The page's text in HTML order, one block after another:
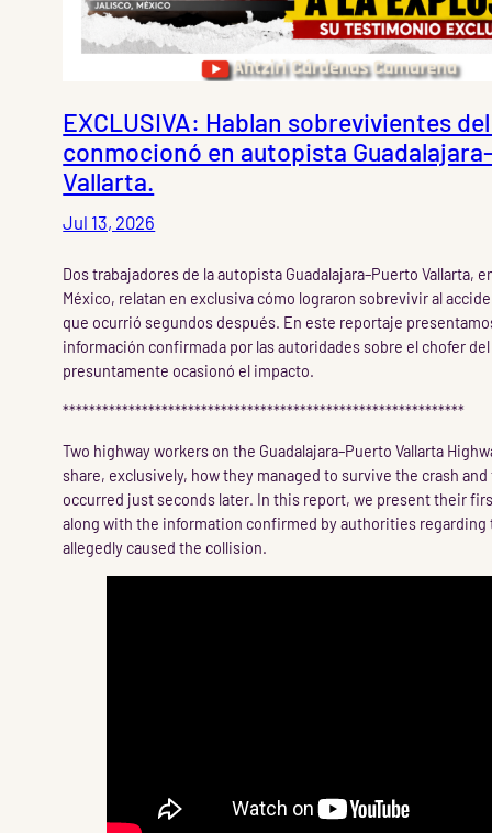
EXCLUSIVA: Hablan sobrevivientes
conmocionó en autopista
Vallarta.
Jul 13, 2026
Dos trabajadores de la autopista Guadalajara–Puerto Vallarta,
México, relatan en exclusiva cómo lograron sobrevivir al
que ocurrió segundos después. En este reportaje
información confirmada por las autoridades sobre el chofer
presuntamente ocasionó el impacto.
*************************************************************
Two highway workers on the Guadalajara–Puerto Vallarta
share, exclusively, how they managed to survive the crash
occurred just seconds later. In this report, we present their
along with the information confirmed by authorities regarding
allegedly caused the collision.